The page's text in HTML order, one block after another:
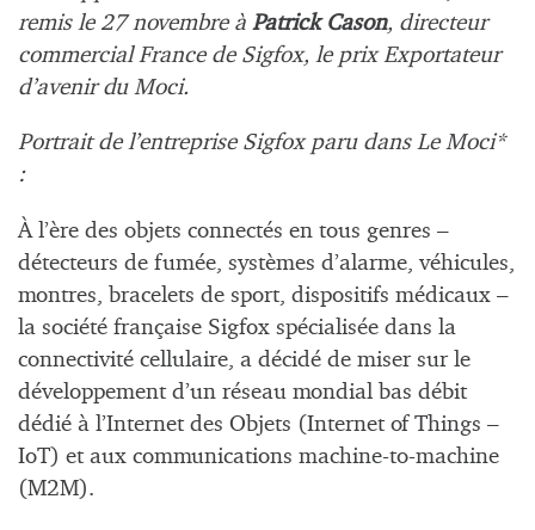
remis le 27 novembre à Patrick Cason, directeur
commercial France de Sigfox, le prix Exportateur
d’avenir du Moci.
Portrait de l’entreprise Sigfox paru dans Le Moci*
:
À l’ère des objets connectés en tous genres –
détecteurs de fumée, systèmes d’alarme, véhicules,
montres, bracelets de sport, dispositifs médicaux –
la société française Sigfox spécialisée dans la
connectivité cellulaire, a décidé de miser sur le
développement d’un réseau mondial bas débit
dédié à l’Internet des Objets (Internet of Things –
IoT) et aux communications machine-to-machine
(M2M).